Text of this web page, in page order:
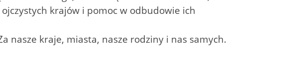
krajów i pomoc w odbudowie ich
nasze kraje, miasta, nasze rodziny i nas samych.